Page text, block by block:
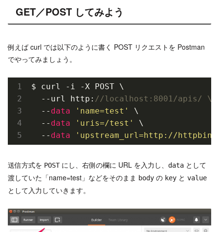
GET／POST してみよう
例えば curl では以下のように書く POST リクエストを Postman
でやってみましょう。
$ curl -i -X POST \
  --url http:
//localhost:8001/apis/ \
  --
data 'name=test'
\
  --
data 'uris=/test'
\
  --
data 'upstream_url=http://
送信方式を POSTにし、右側の欄に URL を入力し、 data として
渡していた「name=test」などをそのまま body の key と value
として入力していきます。